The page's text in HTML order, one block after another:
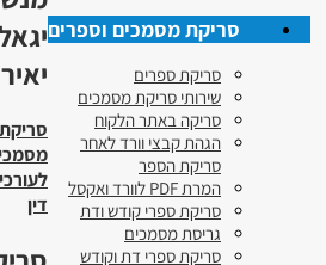
יאיר
סריקת
לעורכי
דין
סריקת מסמכים וספרים
סריקת ספרים
שירותי סריקת מסמכים
סריקה באתר הלקוח
הגהת קבצי וורד לאחר
סריקת הספר
המרת PDF לוורד ואקסל
סריקת ספרי קודש ודת
גריסת מסמכים
סריקת ספרי דת וקודש